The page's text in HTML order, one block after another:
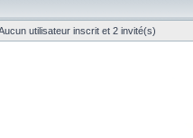
utilisateur inscrit et 2 invité(s)